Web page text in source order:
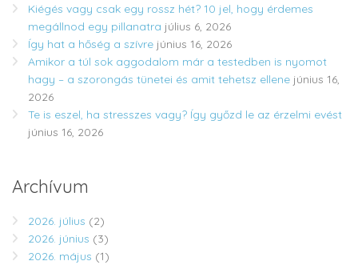
Kiégés vagy csak egy rossz hét? 10 jel, hogy érdemes
megállnod egy pillanatra július 6, 2026
Így hat a hőség a szívre június 16, 2026
Amikor a túl sok aggodalom már a testedben is nyomot
hagy – a szorongás tünetei és amit tehetsz ellene június 16,
2026
Te is eszel, ha stresszes vagy? Így győzd le az érzelmi evést
június 16, 2026
Archívum
2026. július (2)
2026. június (3)
2026. május (1)